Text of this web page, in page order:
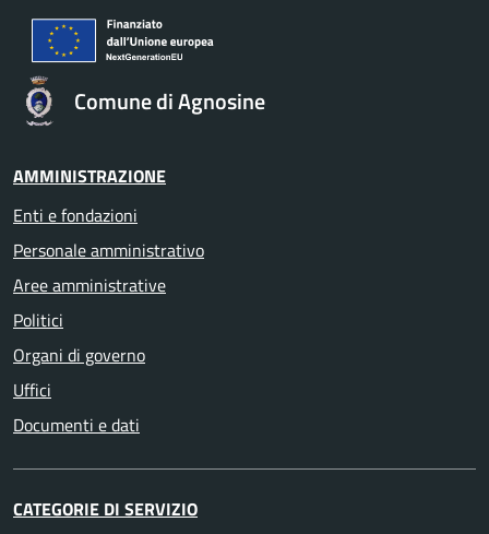
Comune di Agnosine
AMMINISTRAZIONE
Enti e fondazioni
Personale amministrativo
Aree amministrative
Politici
Organi di governo
Uffici
Documenti e dati
CATEGORIE DI SERVIZIO